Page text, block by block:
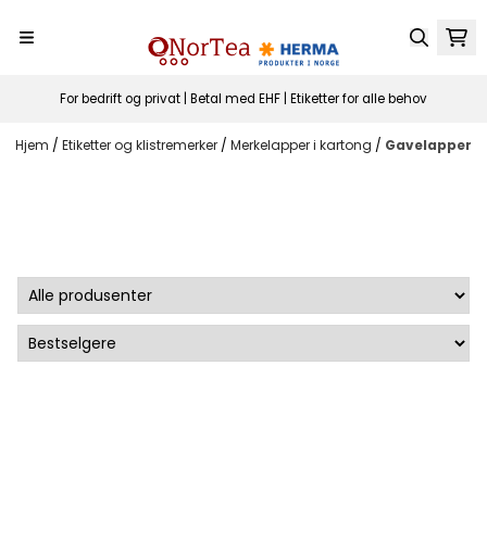
For bedrift og privat | Betal med EHF | Etiketter for alle behov
Hjem / Etiketter og klistremerker / Merkelapper i kartong / Gavelapper